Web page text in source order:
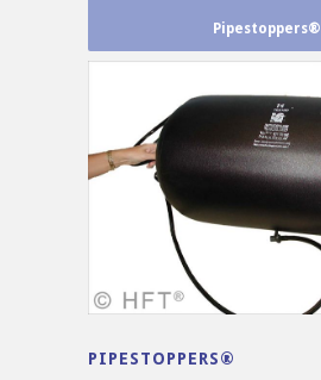
Pipestoppers®
PIPESTOPPERS®